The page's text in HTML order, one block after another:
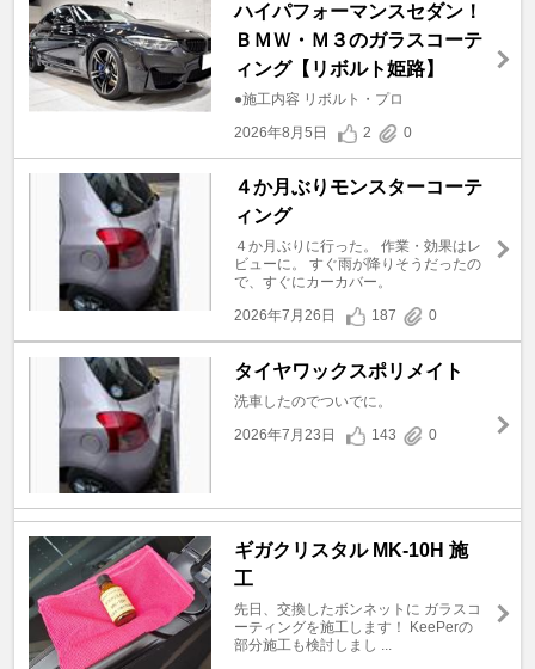
ハイパフォーマンスセダン！
ＢＭＷ・Ｍ３のガラスコーテ
ィング【リボルト姫路】
●施工内容 リボルト・プロ
2026年8月5日
2 0
４か月ぶりモンスターコーテ
ィング
４か月ぶりに行った。 作業・効果はレ
ビューに。 すぐ雨が降りそうだったの
で、すぐにカーカバー。
2026年7月26日
187 0
タイヤワックスポリメイト
洗車したのでついでに。
2026年7月23日
143 0
ギガクリスタル MK-10H 施
工
先日、交換したボンネットに ガラスコ
ーティングを施工します！ KeePerの
部分施工も検討しまし ...